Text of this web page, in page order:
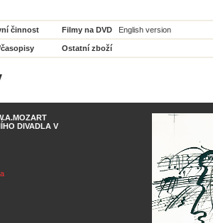
činnost Filmy na DVD English version
Ostatní zboží
DIVADLA V